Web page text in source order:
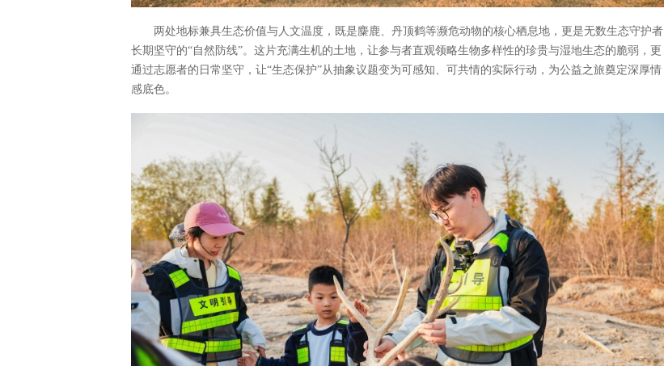
两处地标兼具生态价值与人文温度，既是麋鹿、丹顶鹤等濒危动物的核心栖息地，更是无数生态守护者
长期坚守的“自然防线”。这片充满生机的土地，让参与者直观领略生物多样性的珍贵与湿地生态的脆弱，更
通过志愿者的日常坚守，让“生态保护”从抽象议题变为可感知、可共情的实际行动，为公益之旅奠定深厚情
感底色。